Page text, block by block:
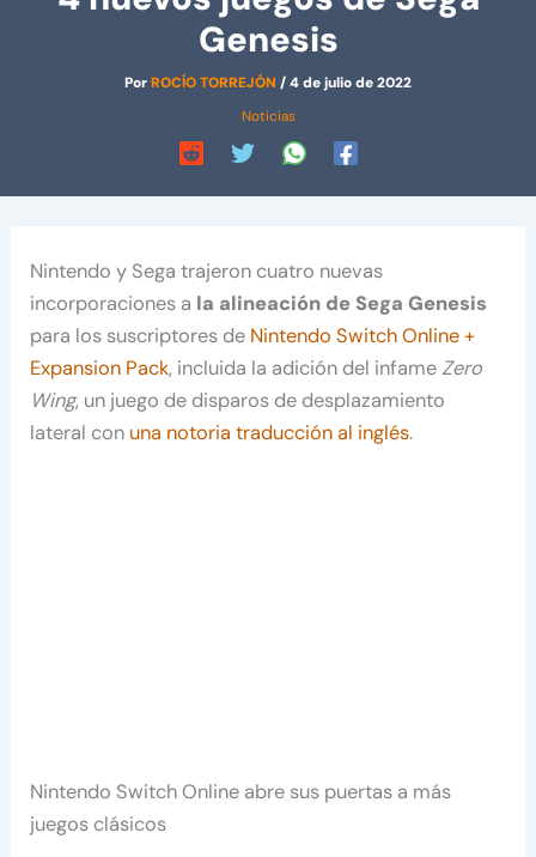
Genesis
PorROCÍO TORREJÓN /4 de julio de 2022
Noticias
Nintendo y Sega trajeron cuatro nuevas
incorporaciones a la alineación de Sega Genesis
para los suscriptores de Nintendo Switch Online +
Expansion Pack, incluida la adición del infame Zero
Wing, un juego de disparos de desplazamiento
lateral con una notoria traducción al inglés.
Nintendo Switch Online abre sus puertas a más
juegos clásicos